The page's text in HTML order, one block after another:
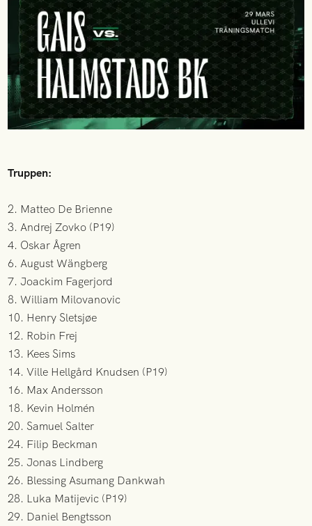
Truppen:
2. Matteo De Brienne
3. Andrej Zovko (P19)
4. Oskar Ågren
6. August Wängberg
7. Joackim Fagerjord
8. William Milovanovic
10. Henry Sletsjøe
12. Robin Frej
13. Kees Sims
14. Ville Hellgård Knudsen (P19)
16. Max Andersson
18. Kevin Holmén
20. Samuel Salter
24. Filip Beckman
25. Jonas Lindberg
26. Blessing Asumang Dankwah
28. Luka Matijevic (P19)
29. Daniel Bengtsson